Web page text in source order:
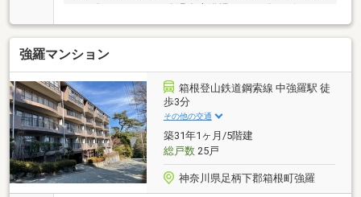
ンロ〇オートロック〇温泉大浴場/サウナ〇ロビー
強羅マンション
箱根登山鉄道鋼索線 中強羅駅 徒
歩3分
その他の交通
築31年1ヶ月/5階建
総戸数25戸
神奈川県足柄下郡箱根町強羅